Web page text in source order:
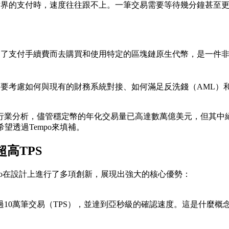
的支付時，速度往往跟不上。一筆交易需要等待幾分鐘甚至
支付手續費而去購買和使用特定的區塊鏈原生代幣，是一件
考慮如何與現有的財務系統對接、如何滿足反洗錢（AML）
分析，儘管穩定幣的年化交易量已高達數萬億美元，但其
透過Tempo來填補。
高TPS
設計上進行了多項創新，展現出強大的核心優勢：
10萬筆交易（TPS），並達到亞秒級的確認速度。這是什麼